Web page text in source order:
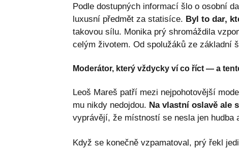
Podle dostupných informací šlo o osobní
luxusní předmět za statisíce. Byl to dar,
takovou sílu. Monika prý shromáždila
celým životem. Od spolužáků ze základní
Moderátor, který vždycky ví co říct — a
Leoš Mareš patří mezi nejpohotovější
mu nikdy nedojdou. Na vlastní oslavě ale
vyprávějí, že místností se nesla jen hudba
Když se konečně vzpamatoval, prý řekl